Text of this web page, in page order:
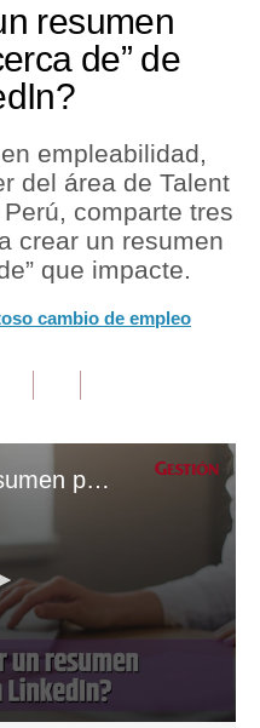
resumen
de” de
empleabilidad,
del área de Talent
comparte tres
crear un resumen
que impacte.
cambio de empleo
¿Cómo escribir un resumen profesional o “Acerca de” en LinkedIn de impacto?